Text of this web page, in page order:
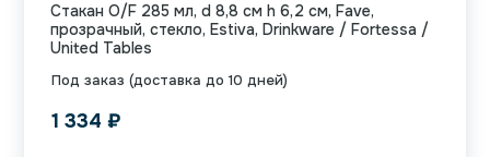
Под заказ (доставка до 10 дней)
Стакан O/F 285 мл, d 8,8 см h 6,2 см, Fave,
прозрачный, стекло, Estiva, Drinkware / Fortessa /
United Tables
1 334 ₽